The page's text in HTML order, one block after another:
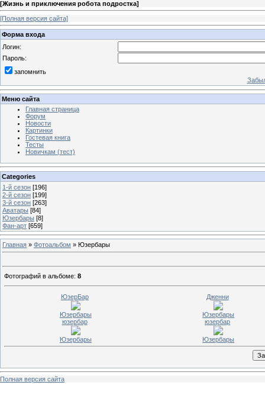
[Жизнь и приключения робота подростка]
[Полная версия сайта]
Форма входа
Логин:
Пароль:
запомнить
Меню сайта
Главная страница
Форум
Новости
Картинки
Гостевая книга
Тесты
Новичкам (тест)
Categories
1-й сезон [196]
2-й сезон [199]
3-й сезон [263]
Аватары [84]
Юзербары [8]
Фан-арт [659]
Главная » Фотоальбом » Юзербары
Фотографий в альбоме: 8
ЮзерБар
Юзербары
Дженни
Юзербары
юзербар
Юзербары
юзербар
Юзербары
Полная версия сайта